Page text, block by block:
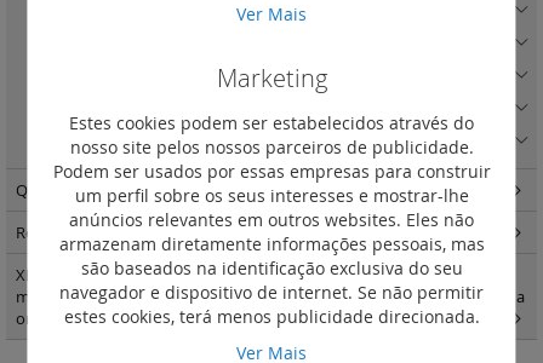
Acessórios universais e placas de montagem
Barramentos e acessórios
Quadros modulares - encastrar e salientes e estanques(144)
Repartição standard e optimizada e IS(300)
XL3 quadros e armáriosXL3 400 - acessórios de fixação e painéis para
montagem modular Vistop até 160 A DPX3 160 e 250 e DPX-IS em calha
omega(1)
Ver Mais
Marketing
Estes cookies podem ser estabelecidos através do
nosso site pelos nossos parceiros de publicidade.
Podem ser usados por essas empresas para construir
um perfil sobre os seus interesses e mostrar-lhe
anúncios relevantes em outros websites. Eles não
armazenam diretamente informações pessoais, mas
são baseados na identificação exclusiva do seu
navegador e dispositivo de internet. Se não permitir
estes cookies, terá menos publicidade direcionada.
Ver Mais